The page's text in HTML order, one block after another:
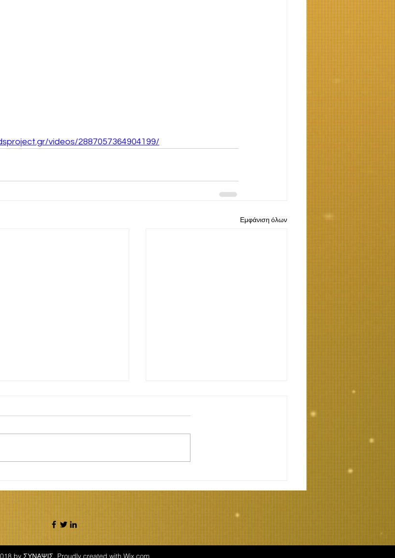
videos/2887057364904199/
Εμφάνιση όλων
το "τραύμα". Η ποπ
ψυχολογία δε
μεγαλώνει παιδιά.
Γιάννης Μπούγος
Ψυχολόγος Δ/ντής
"Σύναψις"
ηχοπραξία στον
Αυτισμό. Γιάννης
Μπούγος Ψυχολόγος,
Δ/ντής "Σύναψις"
by ΣΥΝΑΨΙΣ. Proudly created with Wix.com